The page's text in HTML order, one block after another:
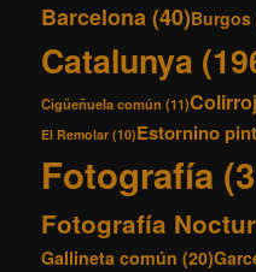
Barcelona(40)Burgos
Catalunya
Cigüeñuela común (11)
El Remolar (10)Estornino
Fotografía
Fotografía
Gallineta común (20)